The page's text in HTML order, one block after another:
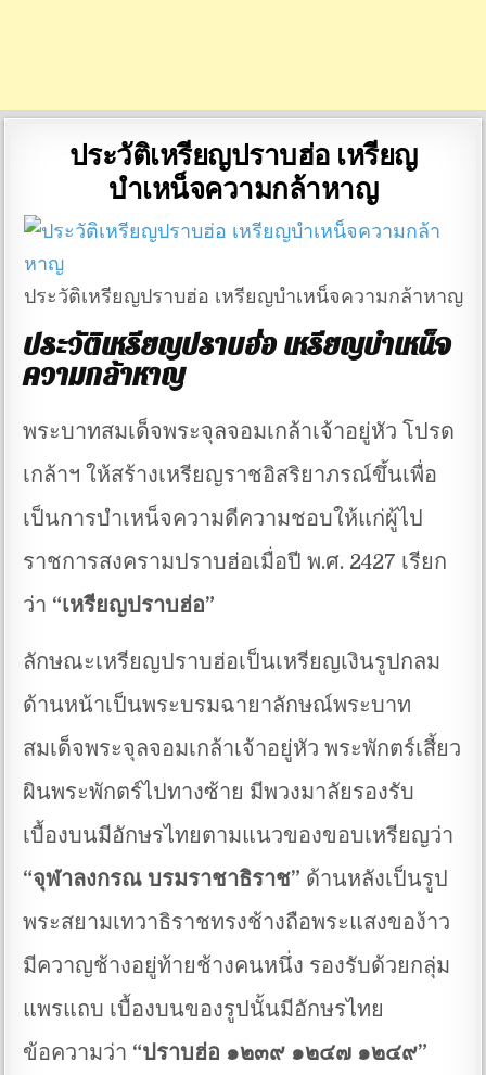
ประวัติเหรียญปราบฮ่อ เหรียญ
บำเหน็จความกล้าหาญ
ประวัติเหรียญปราบฮ่อ เหรียญบำเหน็จความกล้าหาญ
ประวัติเหรียญปราบฮ่อ เหรียญบำเหน็จ
ความกล้าหาญ
พระบาทสมเด็จพระจุลจอมเกล้าเจ้าอยู่หัว โปรด
เกล้าฯ ให้สร้างเหรียญราชอิสริยาภรณ์ขึ้นเพื่อ
เป็นการบำเหน็จความดีความชอบให้แก่ผู้ไป
ราชการสงครามปราบฮ่อเมื่อปี พ.ศ. 2427 เรียก
ว่า “เหรียญปราบฮ่อ”
ลักษณะเหรียญปราบฮ่อเป็นเหรียญเงินรูปกลม
ด้านหน้าเป็นพระบรมฉายาลักษณ์พระบาท
สมเด็จพระจุลจอมเกล้าเจ้าอยู่หัว พระพักตร์เสี้ยว
ผินพระพักตร์ไปทางซ้าย มีพวงมาลัยรองรับ
เบื้องบนมีอักษรไทยตามแนวของขอบเหรียญว่า
“จุฬาลงกรณ บรมราชาธิราช” ด้านหลังเป็นรูป
พระสยามเทวาธิราชทรงช้างถือพระแสงของ้าว
มีควาญช้างอยู่ท้ายช้างคนหนึ่ง รองรับด้วยกลุ่ม
แพรแถบ เบื้องบนของรูปนั้นมีอักษรไทย
ข้อความว่า “ปราบฮ่อ ๑๒๓๙ ๑๒๔๗ ๑๒๔๙”